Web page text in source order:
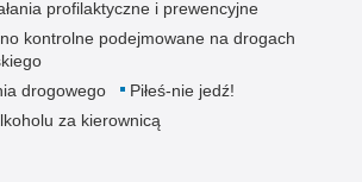
profilaktyczne i prewencyjne
kontrolne podejmowane na drogach
drogowego
Piłeś-nie jedź!
za kierownicą